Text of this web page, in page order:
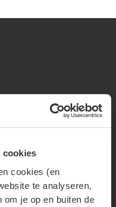
cookies
cookies (en
te analyseren,
je op en buiten de